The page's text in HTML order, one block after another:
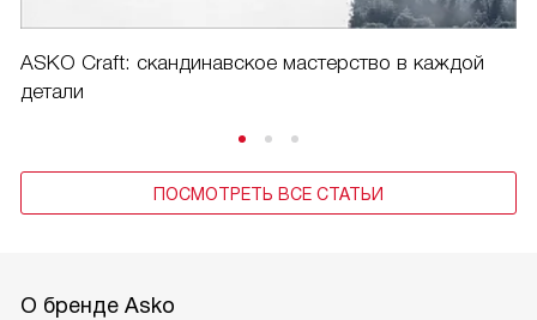
ASKO Craft: скандинавское мастерство в каждой
детали
ПОСМОТРЕТЬ ВСЕ СТАТЬИ
О бренде Asko